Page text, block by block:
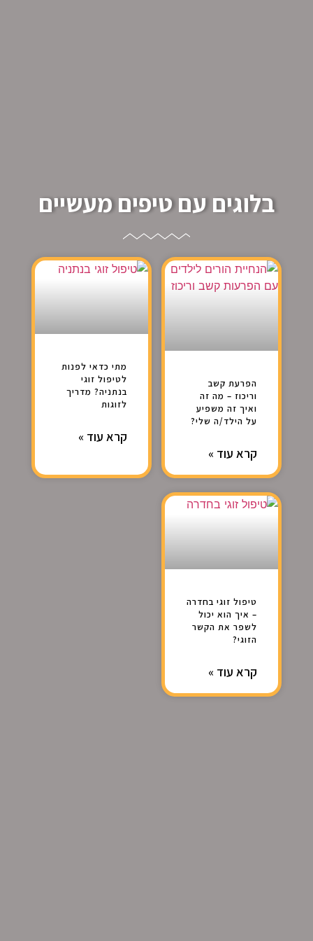
בלוגים עם טיפים מעשיים
הפרעת קשב
וריכוז – מה זה
ואיך זה משפיע
על הילד/ה שלי?
קרא עוד »
מתי כדאי לפנות
לטיפול זוגי
בנתניה? מדריך
לזוגות
קרא עוד »
טיפול זוגי בחדרה
– איך הוא יכול
לשפר את הקשר
הזוגי?
קרא עוד »